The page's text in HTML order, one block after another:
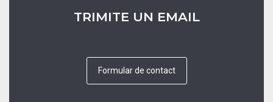
TRIMITE UN EMAIL
Formular de contact